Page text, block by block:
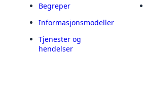
Begreper
Informasjonsmodeller
Tjenester og
hendelser